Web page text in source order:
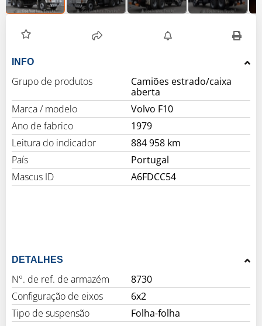
INFO
Grupo de produtos
Camiões estrado/caixa
aberta
Marca / modelo
Volvo F10
Ano de fabrico
1979
Leitura do indicador
884 958 km
País
Portugal
Mascus ID
A6FDCC54
DETALHES
N°. de ref. de armazém
8730
Configuração de eixos
6x2
Tipo de suspensão
Folha-folha